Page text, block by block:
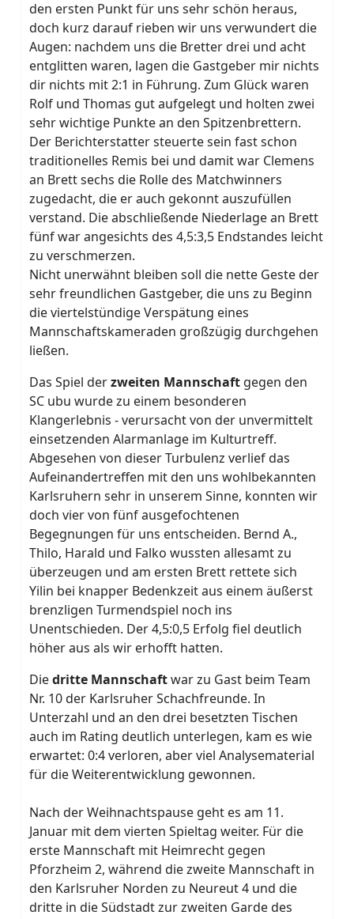
den ersten Punkt für uns sehr schön heraus,
doch kurz darauf rieben wir uns verwundert die
Augen: nachdem uns die Bretter drei und acht
entglitten waren, lagen die Gastgeber mir nichts
dir nichts mit 2:1 in Führung. Zum Glück waren
Rolf und Thomas gut aufgelegt und holten zwei
sehr wichtige Punkte an den Spitzenbrettern.
Der Berichterstatter steuerte sein fast schon
traditionelles Remis bei und damit war Clemens
an Brett sechs die Rolle des Matchwinners
zugedacht, die er auch gekonnt auszufüllen
verstand. Die abschließende Niederlage an Brett
fünf war angesichts des 4,5:3,5 Endstandes leicht
zu verschmerzen.
Nicht unerwähnt bleiben soll die nette Geste der
sehr freundlichen Gastgeber, die uns zu Beginn
die viertelstündige Verspätung eines
Mannschaftskameraden großzügig durchgehen
ließen.
Das Spiel derzweiten Mannschaft gegen den
SC ubu wurde zu einem besonderen
Klangerlebnis - verursacht von der unvermittelt
einsetzenden Alarmanlage im Kulturtreff.
Abgesehen von dieser Turbulenz verlief das
Aufeinandertreffen mit den uns wohlbekannten
Karlsruhern sehr in unserem Sinne, konnten wir
doch vier von fünf ausgefochtenen
Begegnungen für uns entscheiden. Bernd A.,
Thilo, Harald und Falko wussten allesamt zu
überzeugen und am ersten Brett rettete sich
Yilin bei knapper Bedenkzeit aus einem äußerst
brenzligen Turmendspiel noch ins
Unentschieden. Der 4,5:0,5 Erfolg fiel deutlich
höher aus als wir erhofft hatten.
Diedritte Mannschaftwar zu Gast beim Team
Nr. 10 der Karlsruher Schachfreunde. In
Unterzahl und an den drei besetzten Tischen
auch im Rating deutlich unterlegen, kam es wie
erwartet: 0:4 verloren, aber viel Analysematerial
für die Weiterentwicklung gewonnen.
Nach der Weihnachtspause geht es am 11.
Januar mit dem vierten Spieltag weiter. Für die
erste Mannschaft mit Heimrecht gegen
Pforzheim 2, während die zweite Mannschaft in
den Karlsruher Norden zu Neureut 4 und die
dritte in die Südstadt zur zweiten Garde des